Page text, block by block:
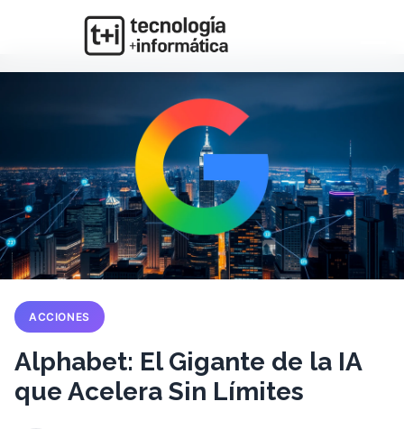
ACCIONES
Alphabet: El Gigante de la IA
que Acelera Sin Límites